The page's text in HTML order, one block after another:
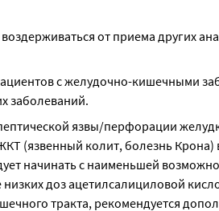
от приема других
с желудочно-кишечными
заболеваний.
язвы/перфорации
(язвенный колит, болезнь Крона)
начинать с наименьшей
доз ацетилсалициловой
тракта, рекомендуется